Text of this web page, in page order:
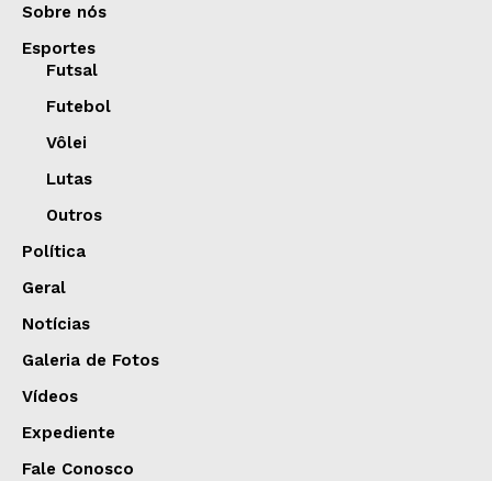
Sobre nós
Esportes
Futsal
Futebol
Vôlei
Lutas
Outros
Política
Geral
Notícias
Galeria de Fotos
Vídeos
Expediente
Fale Conosco